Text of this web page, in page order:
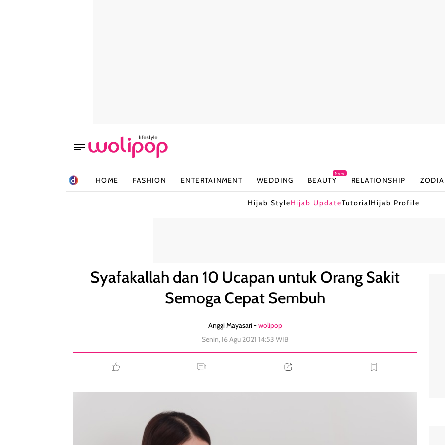
HOME FASHION ENTERTAINMENT WEDDING BEAUTY
New
RELATIONSHIP
Hijab StyleHijab UpdateTutorialHijab Profile
Syafakallah dan 10 Ucapan untuk Orang Sakit
Semoga Cepat Sembuh
Anggi Mayasari -wolipop
Senin, 16 Agu 2021 14:53 WIB
1